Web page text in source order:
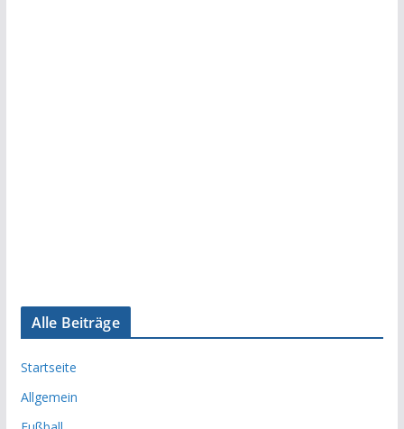
Alle Beiträge
Startseite
Allgemein